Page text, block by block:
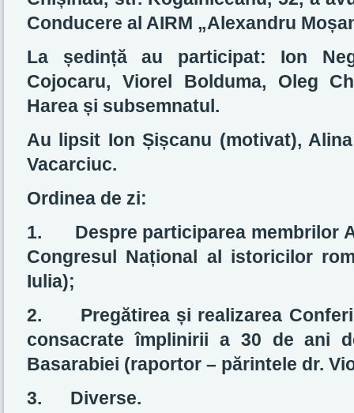
Conducere al AIRM „Alexandru
La ședință au participat: Ion
Cojocaru, Viorel Bolduma, Oleg
Harea și subsemnatul.
Au lipsit Ion Șișcanu (motivat),
Vacarciuc.
Ordinea de zi:
1. Despre participarea membrilor
Congresul Național al istoricilor
Iulia);
2. Pregătirea și realizarea
consacrate împlinirii a 30 de ani
Basarabiei (raportor – părintele dr.
3. Diverse.